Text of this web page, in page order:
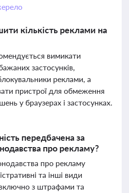
кількість реклами на
вимикати
застосунків,
реклами, а
пристрої для обмеження
у браузерах і застосунках.
передбачена за
про рекламу?
про рекламу
та інші види
включно з штрафами та